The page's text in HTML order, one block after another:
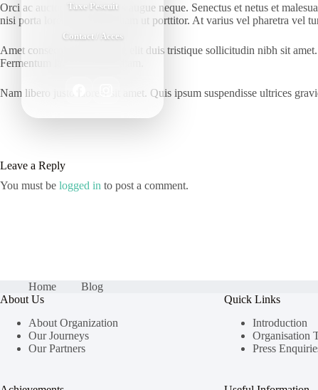
Taxe Pescuit
Contact / Acces
Orci ac auctor augue mauris augue neque. Senectus et netus et
nisi porta lorem mollis aliquam ut porttitor. At varius vel pharetra vel
Amet consectetur adipiscing elit duis tristique sollicitudin nibh sit
Fermentum iaculis eu non diam.
Nam libero justo laoreet sit amet. Quis ipsum suspendisse ultrices
Leave a Reply
You must be logged in to post a comment.
Home
Blog
About Us
About Organization
Our Journeys
Our Partners
Quick Links
Introduction
Organisation
Press